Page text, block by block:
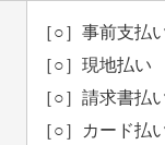
［○］事前支払
［○］現地払い
［○］請求書払
［○］カード払